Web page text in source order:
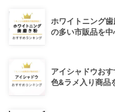
ホワイトニング
の多い市販品を中
アイシャドウお
色&ラメ入り商品